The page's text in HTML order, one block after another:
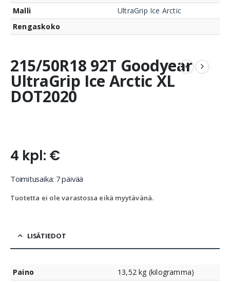
Malli
UltraGrip Ice Arctic
Rengaskoko
215/50R18 92T Goodyear
UltraGrip Ice Arctic XL
DOT2020
4 kpl: €
Toimitusaika: 7 päivää
Tuotetta ei ole varastossa eikä myytävänä.
LISÄTIEDOT
Paino
13,52 kg (kilogramma)